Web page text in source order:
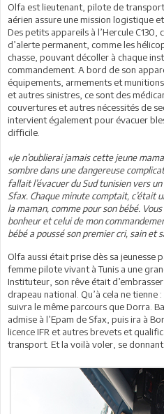
Olfa est lieutenant, pilote de
aérien assure une mission logistique
Des petits appareils à l’Hercule
d’alerte permanent, comme les
chasse, pouvant décoller à chaque
commandement. A bord de son
équipements, armements et
et autres sinistres, ce sont des
couvertures et autres nécessités de
intervient également pour évacuer
difficile.
«Je n’oublierai jamais cette jeune
sombre dans une dangereuse
fallait l’évacuer du Sud tunisien vers
Sfax. Chaque minute comptait, c’était
la maman, comme pour son bébé.
bonheur et celui de mon
bébé a poussé son premier cri, sain et
Olfa aussi était prise dès sa jeunesse
femme pilote vivant à Tunis a une
Instituteur, son rêve était
drapeau national. Qu’à cela ne tienne
suivra le même parcours que Dorra.
admise à l’Epam de Sfax, puis ira à
licence IFR et autres brevets et
transport. Et la voilà voler, se